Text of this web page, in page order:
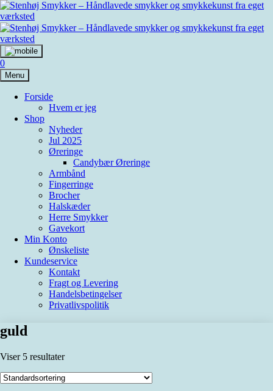
Skip
to
content
0
Menu
Forside
Hvem er jeg
Shop
Nyheder
Jul 2025
Øreringe
Candybær Øreringe
Armbånd
Fingerringe
Brocher
Halskæder
Herre Smykker
Gavekort
Min Konto
Ønskeliste
Kundeservice
Kontakt
Fragt og Levering
Handelsbetingelser
Privatlivspolitik
guld
Viser 5 resultater